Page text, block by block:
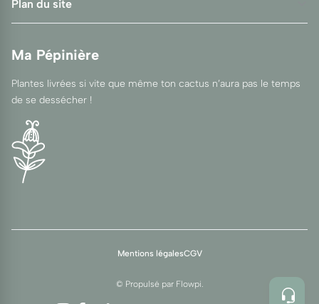
Plan du site
Ma Pépinière
Plantes livrées si vite que même ton cactus n’aura pas le temps
de se dessécher !
Mentions légalesCGV
© Propulsé par Flowpi